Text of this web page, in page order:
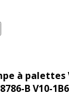
à palettes
B V10-